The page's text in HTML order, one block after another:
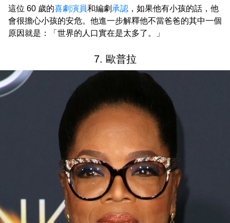
這位 60 歲的喜劇演員和編劇 承認 ，如果他有小孩的話，他
會很擔心小孩的安危。他進一步解釋他不當爸爸的其中一個
原因就是：「世界的人口實在是太多了。」
7. 歐普拉